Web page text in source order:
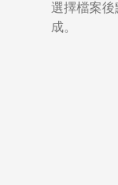
選擇檔案
成。